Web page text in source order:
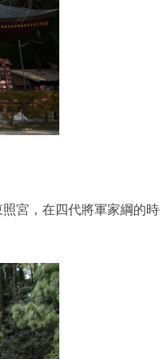
宮，在四代將軍家綱的